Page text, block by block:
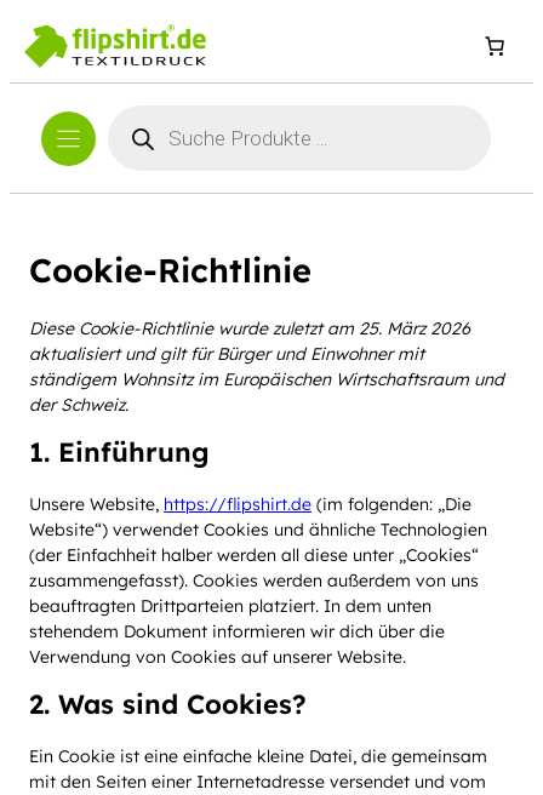
search
Cookie-Richtlinie
Diese Cookie-Richtlinie wurde zuletzt am 25. März 2026
aktualisiert und gilt für Bürger und Einwohner mit
ständigem Wohnsitz im Europäischen Wirtschaftsraum und
der Schweiz.
1. Einführung
Unsere Website, https://flipshirt.de (im folgenden: „Die
Website“) verwendet Cookies und ähnliche Technologien
(der Einfachheit halber werden all diese unter „Cookies“
zusammengefasst). Cookies werden außerdem von uns
beauftragten Drittparteien platziert. In dem unten
stehendem Dokument informieren wir dich über die
Verwendung von Cookies auf unserer Website.
2. Was sind Cookies?
Ein Cookie ist eine einfache kleine Datei, die gemeinsam
mit den Seiten einer Internetadresse versendet und vom